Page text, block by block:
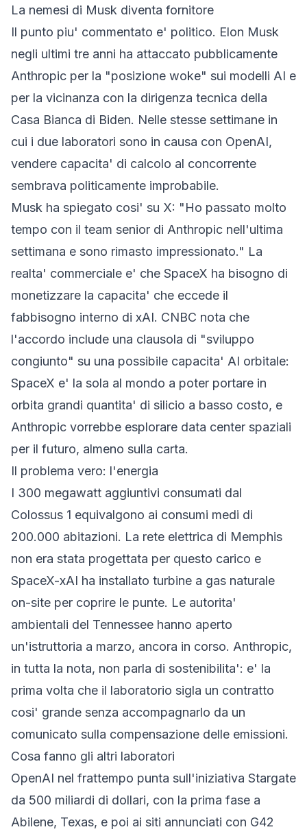
La nemesi di Musk diventa fornitore
Il punto piu' commentato e' politico. Elon Musk
negli ultimi tre anni ha attaccato pubblicamente
Anthropic per la "posizione woke" sui modelli AI e
per la vicinanza con la dirigenza tecnica della
Casa Bianca di Biden. Nelle stesse settimane in
cui i due laboratori sono in causa con OpenAI,
vendere capacita' di calcolo al concorrente
sembrava politicamente improbabile.
Musk ha spiegato cosi' su X: "Ho passato molto
tempo con il team senior di Anthropic nell'ultima
settimana e sono rimasto impressionato." La
realta' commerciale e' che SpaceX ha bisogno di
monetizzare la capacita' che eccede il
fabbisogno interno di xAI. CNBC nota che
l'accordo include una clausola di "sviluppo
congiunto" su una possibile capacita' AI orbitale:
SpaceX e' la sola al mondo a poter portare in
orbita grandi quantita' di silicio a basso costo, e
Anthropic vorrebbe esplorare data center spaziali
per il futuro, almeno sulla carta.
Il problema vero: l'energia
I 300 megawatt aggiuntivi consumati dal
Colossus 1 equivalgono ai consumi medi di
200.000 abitazioni. La rete elettrica di Memphis
non era stata progettata per questo carico e
SpaceX-xAI ha installato turbine a gas naturale
on-site per coprire le punte. Le autorita'
ambientali del Tennessee hanno aperto
un'istruttoria a marzo, ancora in corso. Anthropic,
in tutta la nota, non parla di sostenibilita': e' la
prima volta che il laboratorio sigla un contratto
cosi' grande senza accompagnarlo da un
comunicato sulla compensazione delle emissioni.
Cosa fanno gli altri laboratori
OpenAI nel frattempo punta sull'iniziativa Stargate
da 500 miliardi di dollari, con la prima fase a
Abilene, Texas, e poi ai siti annunciati con G42